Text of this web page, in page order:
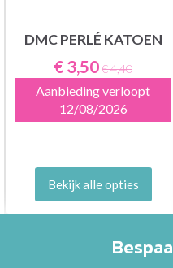
DMC PERLÉ KATOEN
€ 3,50€ 4,40
Aanbieding verloopt
12/08/2026
Bekijk alle opties